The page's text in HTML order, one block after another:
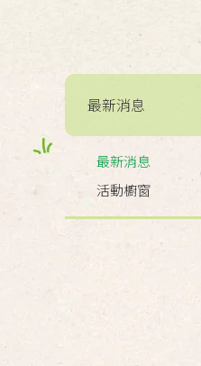
最新消息
最新消息
活動櫥窗